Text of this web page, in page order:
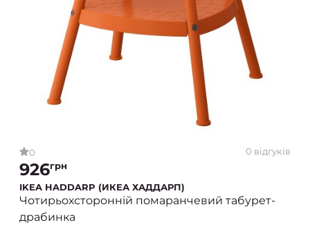
0 0 відгуків
926грн
IKEA HADDARP (ИКЕА ХАДДАРП)
Чотирьохсторонній помаранчевий табурет-
драбинка